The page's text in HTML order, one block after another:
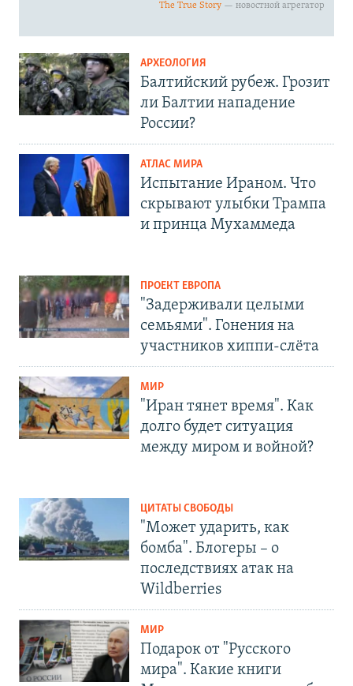
АРХЕОЛОГИЯ
Балтийский рубеж. Грозит
ли Балтии нападение
России?
АТЛАС МИРА
Испытание Ираном. Что
скрывают улыбки Трампа
и принца Мухаммеда
ПРОЕКТ ЕВРОПА
"Задерживали целыми
семьями". Гонения на
участников хиппи-слёта
МИР
"Иран тянет время". Как
долго будет ситуация
между миром и войной?
ЦИТАТЫ СВОБОДЫ
"Может ударить, как
бомба". Блогеры – о
последствиях атак на
Wildberries
МИР
Подарок от "Русского
мира". Какие книги